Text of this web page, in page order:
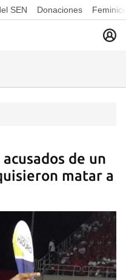
SEN Donaciones
de un
matar a